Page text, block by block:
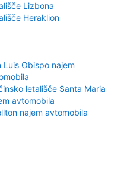
Lizbona
Heraklion
Luis Obispo najem
letališče Santa Maria
avtomobila
najem avtomobila